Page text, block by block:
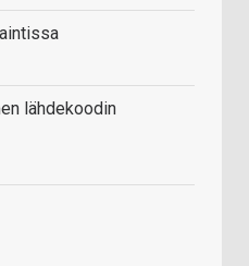
lähdekoodin